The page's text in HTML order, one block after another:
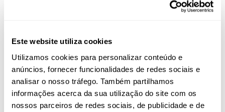
Este website utiliza cookies
Utilizamos cookies para personalizar conteúdo e
anúncios, fornecer funcionalidades de redes sociais e
analisar o nosso tráfego. Também partilhamos
informações acerca da sua utilização do site com os
nossos parceiros de redes sociais, de publicidade e de
FIBERGLASS
Toque suave, maior conforto e excelente saída de bola em
todas as tacadas
DETAILS